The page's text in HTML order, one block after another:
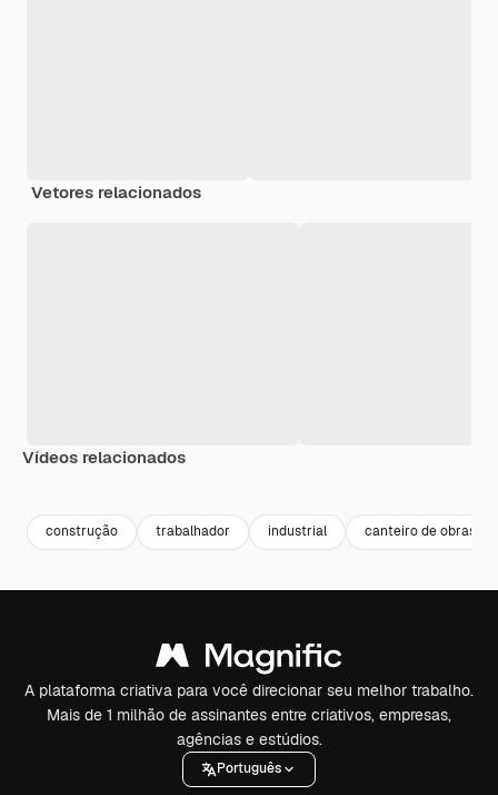
Vetores relacionados
Vídeos relacionados
construção trabalhador industrial canteiro de obras
A plataforma criativa para você direcionar seu melhor trabalho.
Mais de 1 milhão de assinantes entre criativos, empresas,
agências e estúdios.
Português